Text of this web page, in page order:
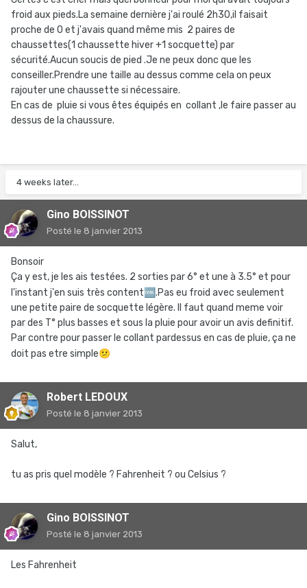
froid aux pieds.La semaine dernière j'ai roulé 2h30,il faisait
proche de 0 et j'avais quand même mis 2 paires de
chaussettes(1 chaussette hiver +1 socquette) par
sécurité.Aucun soucis de pied .Je ne peux donc que les
conseiller.Prendre une taille au dessus comme cela on peux
rajouter une chaussette si nécessaire.
En cas de pluie si vous êtes équipés en collant ,le faire passer au
dessus de la chaussure.
4 weeks later...
Gino BOISSINOT
Posté le 8 janvier 2013
Bonsoir
Ça y est, je les ais testées. 2 sorties par 6° et une à 3.5° et pour
l'instant j'en suis très content🆒.Pas eu froid avec seulement
une petite paire de socquette légère. Il faut quand meme voir
par des T° plus basses et sous la pluie pour avoir un avis definitif.
Par contre pour passer le collant pardessus en cas de pluie, ça ne
doit pas etre simple😕
Robert LEDOUX
Posté le 8 janvier 2013
Salut,
tu as pris quel modèle ? Fahrenheit ? ou Celsius ?
Gino BOISSINOT
Posté le 8 janvier 2013
Les Fahrenheit